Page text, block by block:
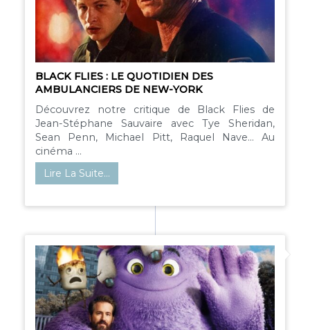
BLACK FLIES : LE QUOTIDIEN DES
AMBULANCIERS DE NEW-YORK
Découvrez notre critique de Black Flies de
Jean-Stéphane Sauvaire avec Tye Sheridan,
Sean Penn, Michael Pitt, Raquel Nave... Au
cinéma ...
Lire La Suite…